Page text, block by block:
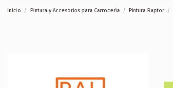
Inicio Pintura y Accesorios para Carrocería Pintura Raptor